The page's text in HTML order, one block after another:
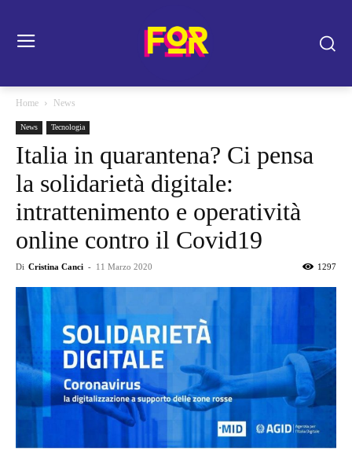
Home News
News Tecnologia
Italia in quarantena? Ci pensa
la solidarietà digitale:
intrattenimento e operatività
online contro il Covid19
Di Cristina Canci - 11 Marzo 2020 1297